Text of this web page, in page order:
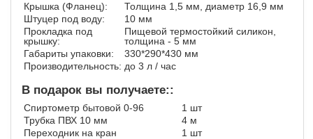
Крышка (Фланец):
Толщина 1,5 мм, диаметр 16,9 мм
Штуцер под воду:
10 мм
Прокладка под
крышку:
Пищевой термостойкий силикон,
толщина - 5 мм
Габариты упаковки:
330*290*430 мм
Производительность: до 3 л / час
В подарок вы получаете::
Спиртометр бытовой 0-96
1 шт
Трубка ПВХ 10 мм
4 м
Переходник на кран
1 шт